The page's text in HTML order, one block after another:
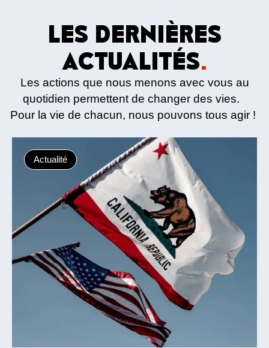
LES DERNIÈRES
ACTUALITÉS.
Les actions que nous menons avec vous au
quotidien permettent de changer des vies.
Pour la vie de chacun, nous pouvons tous agir !
Actualité